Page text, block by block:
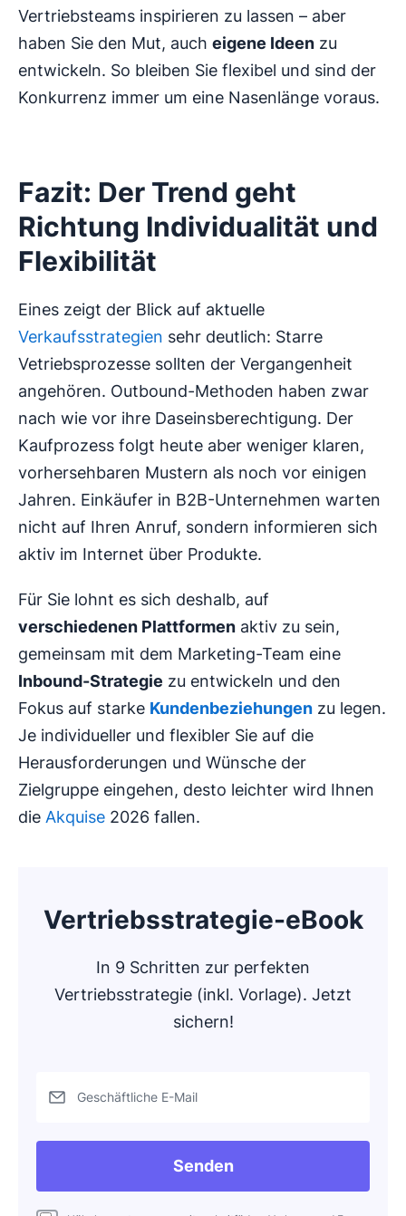
Vertriebsteams inspirieren zu lassen – aber
haben Sie den Mut, auch eigene Ideen zu
entwickeln. So bleiben Sie flexibel und sind der
Konkurrenz immer um eine Nasenlänge voraus.
Fazit: Der Trend geht
Richtung Individualität und
Flexibilität
Eines zeigt der Blick auf aktuelle
Verkaufsstrategien sehr deutlich: Starre
Vetriebsprozesse sollten der Vergangenheit
angehören. Outbound-Methoden haben zwar
nach wie vor ihre Daseinsberechtigung. Der
Kaufprozess folgt heute aber weniger klaren,
vorhersehbaren Mustern als noch vor einigen
Jahren. Einkäufer in B2B-Unternehmen warten
nicht auf Ihren Anruf, sondern informieren sich
aktiv im Internet über Produkte.
Für Sie lohnt es sich deshalb, auf
verschiedenen Plattformen aktiv zu sein,
gemeinsam mit dem Marketing-Team eine
Inbound-Strategie zu entwickeln und den
Fokus auf starke Kundenbeziehungen zu legen.
Je individueller und flexibler Sie auf die
Herausforderungen und Wünsche der
Zielgruppe eingehen, desto leichter wird Ihnen
die Akquise 2026 fallen.
Vertriebsstrategie-eBook
In 9 Schritten zur perfekten
Vertriebsstrategie (inkl. Vorlage). Jetzt
sichern!
Geschäftliche E-Mail
Senden